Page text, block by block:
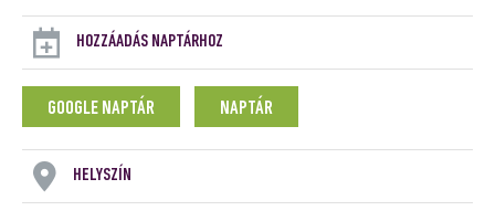
HOZZÁADÁS NAPTÁRHOZ
GOOGLE NAPTÁR NAPTÁR
HELYSZÍN